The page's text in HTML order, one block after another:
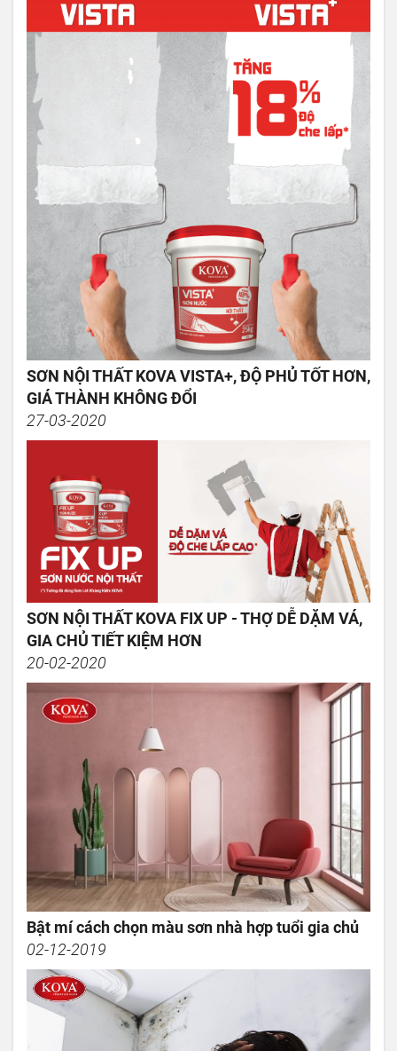
SƠN NỘI THẤT KOVA VISTA+, ĐỘ PHỦ TỐT HƠN,
GIÁ THÀNH KHÔNG ĐỔI
27-03-2020
SƠN NỘI THẤT KOVA FIX UP - THỢ DỄ DẶM VÁ,
GIA CHỦ TIẾT KIỆM HƠN
20-02-2020
Bật mí cách chọn màu sơn nhà hợp tuổi gia chủ
02-12-2019